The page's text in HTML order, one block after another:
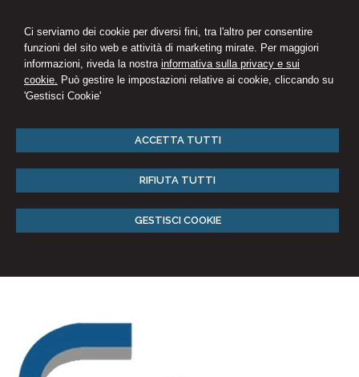
Ci serviamo dei cookie per diversi fini, tra l'altro per consentire
funzioni del sito web e attività di marketing mirate. Per maggiori
informazioni, riveda la nostra informativa sulla privacy e sui
cookie. Può gestire le impostazioni relative ai cookie, cliccando su
'Gestisci Cookie'
ACCETTA TUTTI
RIFIUTA TUTTI
GESTISCI COOKIE